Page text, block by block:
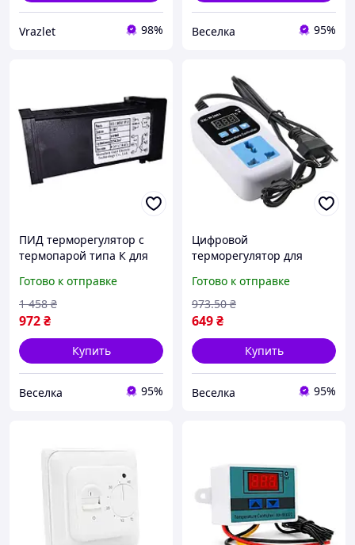
Vrazlet 98% Веселка 95%
ПИД терморегулятор с
термопарой типа К для
1300°C в промышленных
и сельскохозяйственных
процессах FLAME
Готово к отправке
972₴
1 458 ₴
Купить
Веселка 95%
Цифровой
терморегулятор для
диапазоном -50 до 110°C
автоматический контроль
температуры FLAME
Готово к отправке
649₴
973.50 ₴
Купить
Веселка 95%